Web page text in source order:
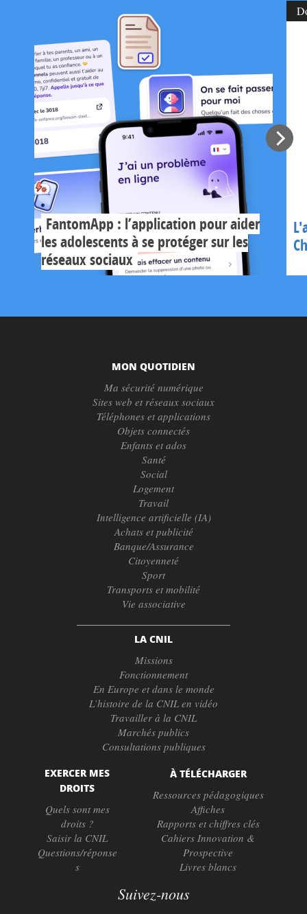
FantomApp : l’application pour aider
les adolescents à se protéger sur les
réseaux sociaux
MON QUOTIDIEN
Ma sécurité numérique
Sites web et réseaux sociaux
Téléphones et applications
Objets connectés
Enfants et ados
Santé
Social
Logement
Travail
Intelligence artificielle (IA)
Achats et publicité
Banque/Assurance
Citoyenneté
Sport
Transports et mobilité
Vie associative
LA CNIL
Missions
Fonctionnement
En Europe et dans le monde
L’histoire de la CNIL en vidéo
Travailler à la CNIL
Marchés publics
Consultations publiques
EXERCER MES
DROITS
Quels sont mes
droits ?
Saisir la CNIL
Questions/réponse
s
À TÉLÉCHARGER
Ressources pédagogiques
Affiches
Rapports et chiffres clés
Cahiers Innovation &
Prospective
Livres blancs
Suivez-nous